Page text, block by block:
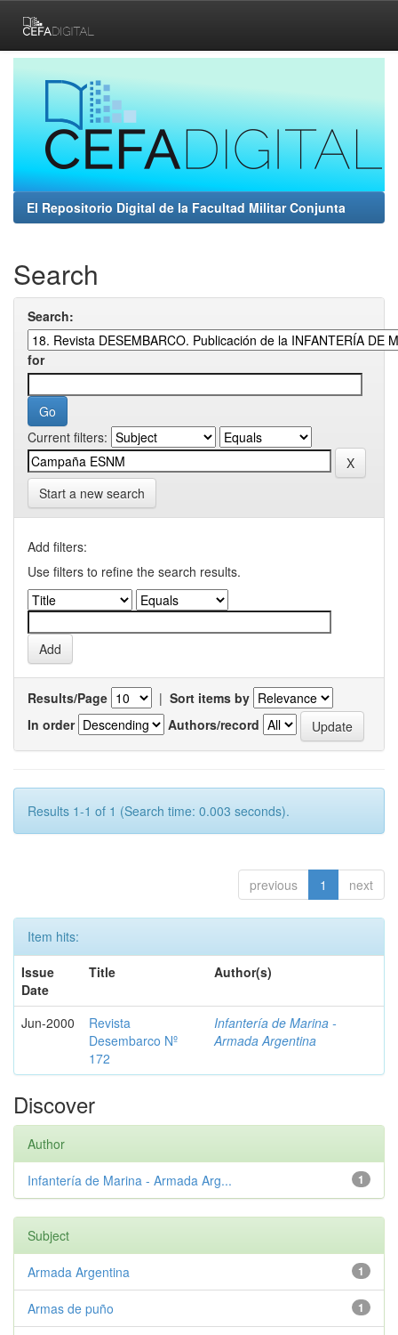
navigation
El Repositorio Digital de la Facultad Militar Conjunta
Search
Search:
for
Current filters:
Start a new search
Add filters:
Use filters to refine the search results.
Results/Page | Sort items by
In order
Authors/record
Results 1-1 of 1 (Search time: 0.003 seconds).
previous 1 next
Item hits:
Issue
Date
Title Author(s)
Jun-2000
Revista
Desembarco Nº
172
Infantería de Marina -
Armada Argentina
Discover
Author
1
Infantería de Marina - Armada Arg...
Subject
1
Armada Argentina
1
Armas de puño